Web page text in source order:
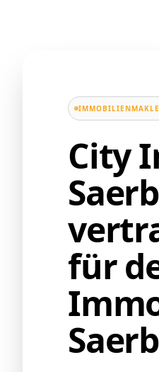
City
für